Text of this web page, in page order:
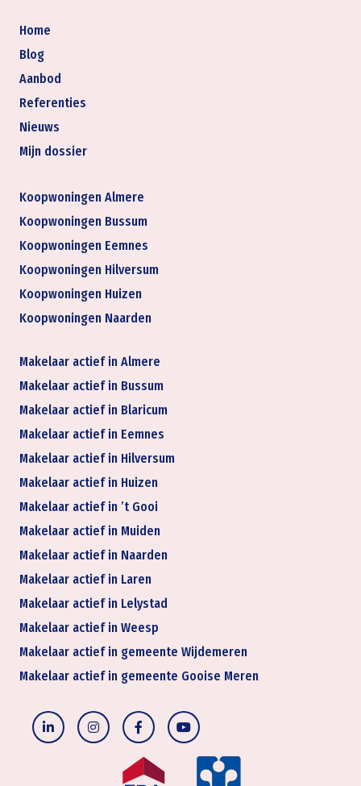
Home
Blog
Aanbod
Referenties
Nieuws
Mijn dossier
Koopwoningen Almere
Koopwoningen Bussum
Koopwoningen Eemnes
Koopwoningen Hilversum
Koopwoningen Huizen
Koopwoningen Naarden
Makelaar actief in Almere
Makelaar actief in Bussum
Makelaar actief in Blaricum
Makelaar actief in Eemnes
Makelaar actief in Hilversum
Makelaar actief in Huizen
Makelaar actief in ’t Gooi
Makelaar actief in Muiden
Makelaar actief in Naarden
Makelaar actief in Laren
Makelaar actief in Lelystad
Makelaar actief in Weesp
Makelaar actief in gemeente Wijdemeren
Makelaar actief in gemeente Gooise Meren